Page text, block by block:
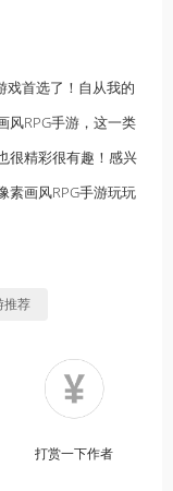
戏首选了！自从我的
风RPG手游，这一类
很精彩很有趣！感兴
素画风RPG手游玩玩
推荐
打赏一下作者